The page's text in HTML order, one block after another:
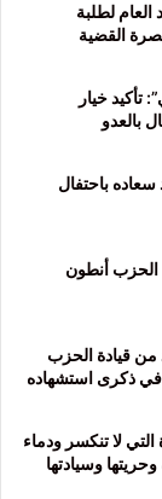
لطلبة
القضية
خيار
بالعدو
الذكرى 77 لاستشهاد سعاده باحتفال
أنطون
قيادة الحزب
ذكرى استشهاده
للإرادة التي لا تنكسر ودماء
وسيادتها